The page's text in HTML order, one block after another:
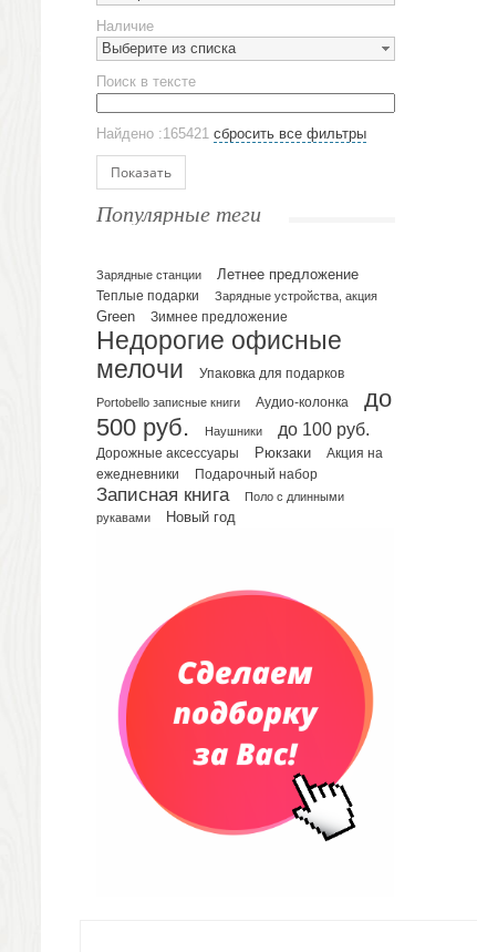
Предметы сервировки
Стаканы
Эко кружки
ЕВРОПОСУДА
Аксессуары
Ежедневники и блокноты
Датированные ежедневники
Планинги и телефонные книжки
Планинги датированные
Планинги недатированные
Телефонные книжки
Еженедельники
Органайзер на ежедневник
Сумки и Рюкзаки
Сумки для планшетов и ноутбуков
Рюкзаки
Конференц-сумки
Несессеры и косметички
Сумки спортивные
Портфели
Чехлы для планшетов и ноутбуков
Сумка на пояс или шею
Аксессуары
Женские сумки
Текстиль для ванной комнаты
Наличие
Выберите из списка
Поиск в тексте
Найдено :165421 сбросить все фильтры
Показать
Популярные теги
Зарядные станции Летнее предложение
Теплые подарки Зарядные устройства, акция
Green Зимнее предложение
Недорогие офисные
мелочи
Упаковка для подарков
Portobello записные книги Аудио-колонка
до
500 руб.
Наушники до 100 руб.
Дорожные аксессуары Рюкзаки
Акция на
ежедневники
Подарочный набор
Записная книга
Поло с длинными
рукавами
Новый год